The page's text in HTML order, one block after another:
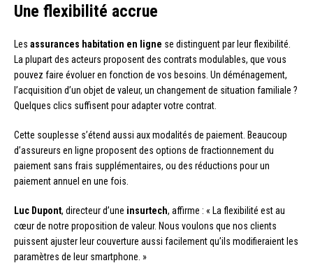
Une flexibilité accrue
Les assurances habitation en ligne se distinguent par leur flexibilité.
La plupart des acteurs proposent des contrats modulables, que vous
pouvez faire évoluer en fonction de vos besoins. Un déménagement,
l’acquisition d’un objet de valeur, un changement de situation familiale ?
Quelques clics suffisent pour adapter votre contrat.
Cette souplesse s’étend aussi aux modalités de paiement. Beaucoup
d’assureurs en ligne proposent des options de fractionnement du
paiement sans frais supplémentaires, ou des réductions pour un
paiement annuel en une fois.
Luc Dupont, directeur d’une insurtech, affirme : « La flexibilité est au
cœur de notre proposition de valeur. Nous voulons que nos clients
puissent ajuster leur couverture aussi facilement qu’ils modifieraient les
paramètres de leur smartphone. »